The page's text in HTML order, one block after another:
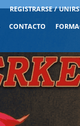
REGISTRARSE /
CONTACTO